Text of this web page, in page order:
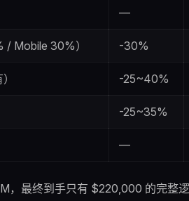
—
/ Mobile 30%） -30%
-25~40%
-25~35%
—
，最终到手只有 $220,000 的完整